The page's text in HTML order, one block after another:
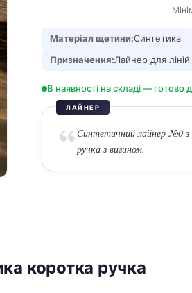
Матеріал щетини:Синтетика
Призначення:Лайнер для
В наявності на складі — готово
ЛАЙНЕР
Синтетичний лайнер №0 з
ручка з вигином.
коротка ручка